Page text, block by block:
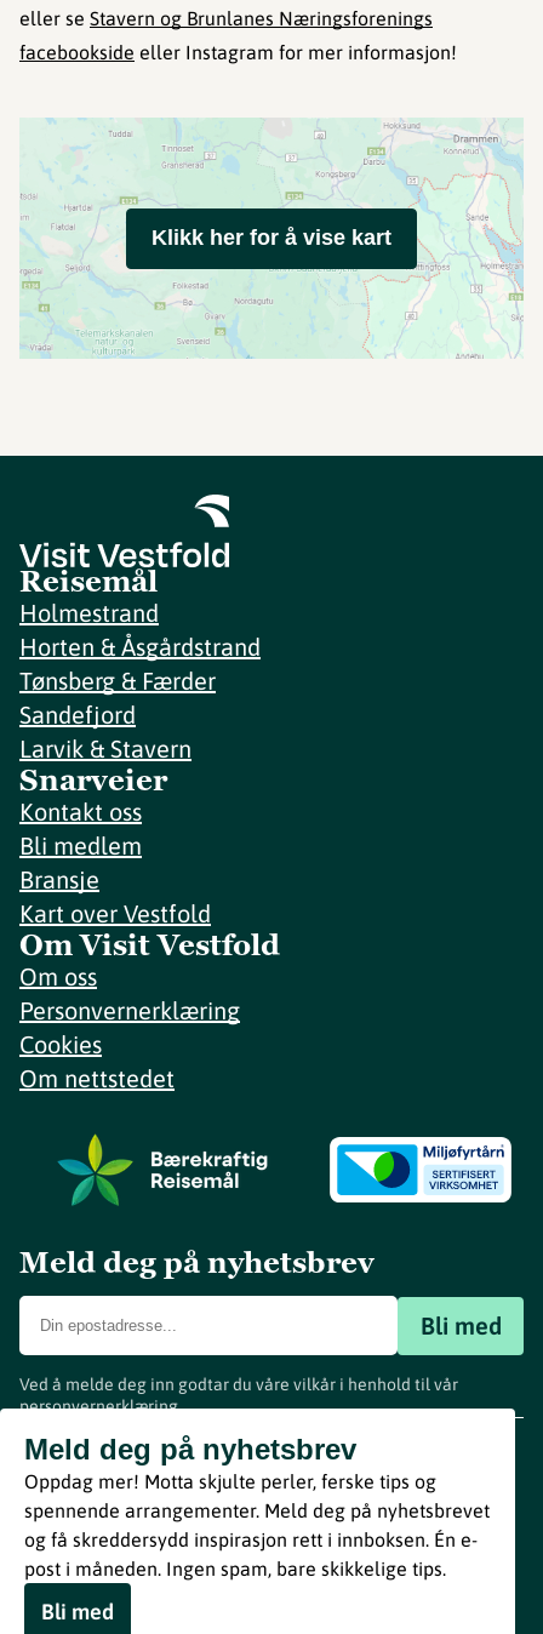
eller se Stavern og Brunlanes Næringsforenings
facebookside eller Instagram for mer informasjon!
Klikk her for å vise kart
Reisemål
Holmestrand
Horten & Åsgårdstrand
Tønsberg & Færder
Sandefjord
Larvik & Stavern
Snarveier
Kontakt oss
Bli medlem
Bransje
Kart over Vestfold
Om Visit Vestfold
Om oss
Personvernerklæring
Cookies
Om nettstedet
Meld deg på nyhetsbrev
Bli med
Ved å melde deg inn godtar du våre vilkår i henhold til vår
personvernerklæring.
Meld deg på nyhetsbrev
Oppdag mer! Motta skjulte perler, ferske tips og
spennende arrangementer. Meld deg på nyhetsbrevet
og få skreddersydd inspirasjon rett i innboksen. Én e-
post i måneden. Ingen spam, bare skikkelige tips.
Bli med
www.visitvestfold.com
Turistinformasjon
Vestfold Fylkeskommune
ByBreakfast